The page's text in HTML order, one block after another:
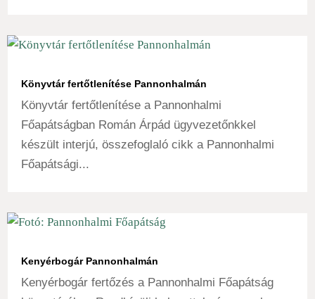
Könyvtár fertőtlenítése Pannonhalmán
Könyvtár fertőtlenítése a Pannonhalmi
Főapátságban Román Árpád ügyvezetőnkkel
készült interjú, összefoglaló cikk a Pannonhalmi
Főapátsági...
Kenyérbogár Pannonhalmán
Kenyérbogár fertőzés a Pannonhalmi Főapátság